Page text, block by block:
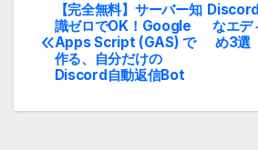
投
稿
なエデ
め3選
【完全無料】サーバー知
識ゼロでOK！Google
Apps Script (GAS) で
作る、自分だけの
Discord自動返信Bot